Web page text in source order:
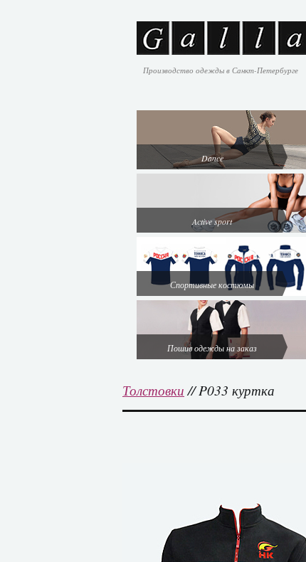
Производство одежды в Санкт-Петербурге
Dance
Active sport
Спортивные костюмы
Пошив одежды на заказ
Толстовки// P033 куртка